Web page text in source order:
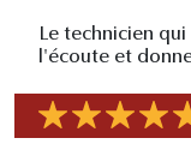
Le technicien
l'écoute et